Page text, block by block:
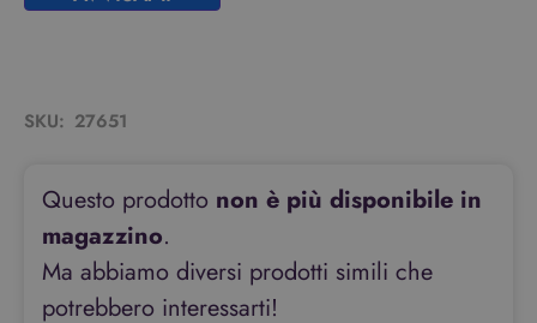
SKU: 27651
Questo prodotto non è più disponibile in
magazzino.
Ma abbiamo diversi prodotti simili che
potrebbero interessarti!